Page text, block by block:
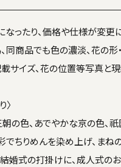
ったり、価格や仕様が変更
同商品でも色の濃淡、花の形
サイズ、花の位置等写真と
〉
の色、あでやかな京の色、
ちりめんを染め上げ、まね
結婚式の打掛けに、成人式のお